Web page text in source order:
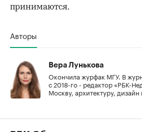
принимаются.
Авторы
Вера Лунькова
Окончила журфак МГУ. В
с 2018-го - редактор «РБК-
Москву, архитектуру,